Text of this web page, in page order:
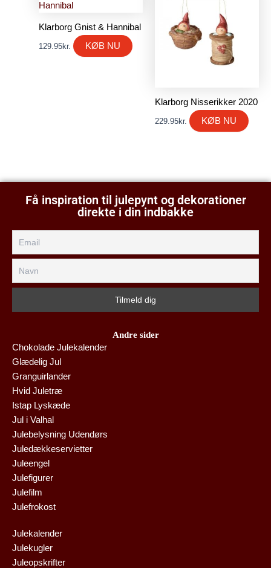
Klarborg Gnist & Hannibal
129.95kr. KØB NU
Klarborg Nisserikker 2020
229.95kr. KØB NU
Få inspiration til julepynt og dekorationer
direkte i din indbakke
Andre sider
Chokolade Julekalender
Glædelig Jul
Granguirlander
Hvid Juletræ
Istap Lyskæde
Jul i Valhal
Julebelysning Udendørs
Juledækkeservietter
Juleengel
Julefigurer
Julefilm
Julefrokost
Julekalender
Julekugler
Juleopskrifter